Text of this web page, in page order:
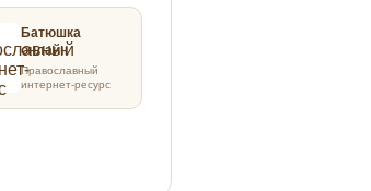
Батюшка
онлайн
Православный
интернет-ресурс